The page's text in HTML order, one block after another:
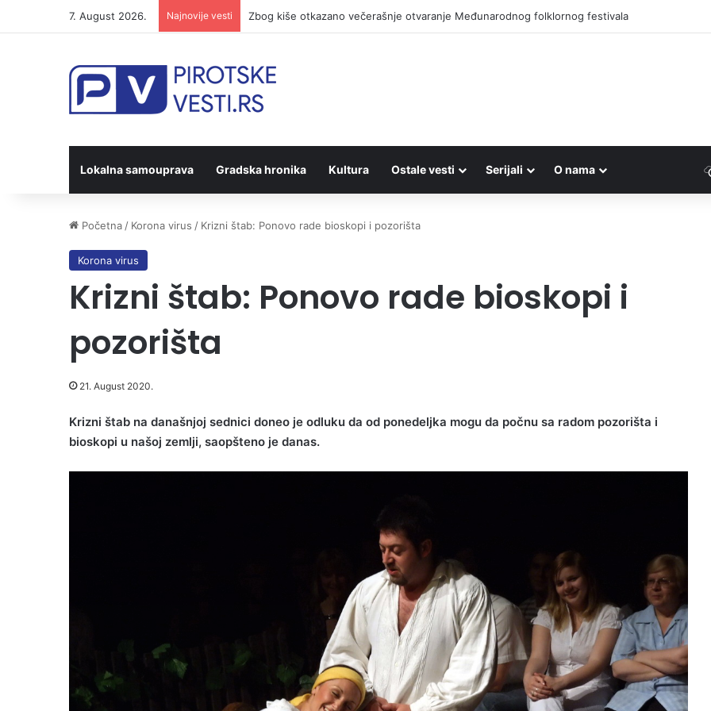
7. August 2026. Najnovije vesti „Knjiga na kućnom pragu“: Biblioteka misli i na starije i slabije pokretne korisnike
Lokalna samouprava Gradska hronika Kultura Ostale vesti Serijali O nama
Početna / Korona virus / Krizni štab: Ponovo rade bioskopi i pozorišta
Korona virus
Krizni štab: Ponovo rade bioskopi i
pozorišta
21. August 2020.
Krizni štab na današnjoj sednici doneo je odluku da od ponedeljka mogu da počnu sa radom pozorišta i
bioskopi u našoj zemlji, saopšteno je danas.